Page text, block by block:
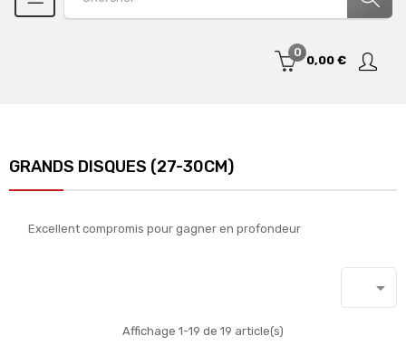
0
0,00 €
GRANDS DISQUES (27-30CM)
Excellent compromis pour gagner en profondeur

Affichage 1-19 de 19 article(s)